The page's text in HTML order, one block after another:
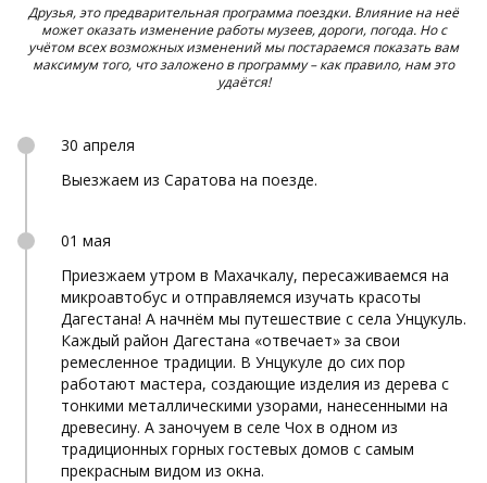
Друзья, это предварительная программа поездки. Влияние на неё
может оказать изменение работы музеев, дороги, погода. Но с
учётом всех возможных изменений мы постараемся показать вам
максимум того, что заложено в программу – как правило, нам это
удаётся!
30 апреля
Выезжаем из Саратова на поезде.
01 мая
Приезжаем утром в Махачкалу, пересаживаемся на
микроавтобус и отправляемся изучать красоты
Дагестана! А начнём мы путешествие с села Унцукуль.
Каждый район Дагестана «отвечает» за свои
ремесленное традиции. В Унцукуле до сих пор
работают мастера, создающие изделия из дерева с
тонкими металлическими узорами, нанесенными на
древесину. А заночуем в селе Чох в одном из
традиционных горных гостевых домов с самым
прекрасным видом из окна.